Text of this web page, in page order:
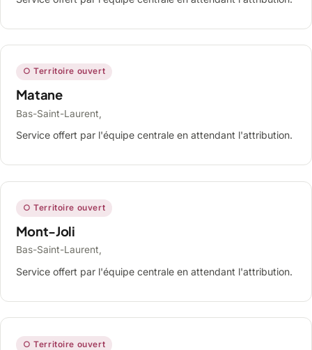
○ Territoire ouvert
Matane
Bas-Saint-Laurent,
Service offert par l'équipe centrale en attendant l'attribution.
○ Territoire ouvert
Mont-Joli
Bas-Saint-Laurent,
Service offert par l'équipe centrale en attendant l'attribution.
○ Territoire ouvert